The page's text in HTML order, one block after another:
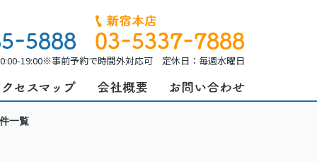
19:00※事前予約で時間外対応可 定休日：毎週水曜日
一覧